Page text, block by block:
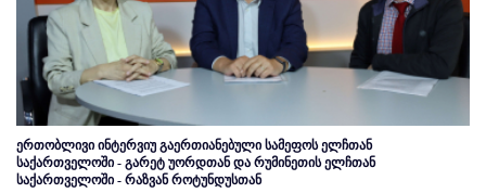
ერთობლივი ინტერვიუ გაერთიანებული სამეფოს ელჩთან
საქართველოში - გარეტ უორდთან და რუმინეთის ელჩთან
საქართველოში - რაზვან როტუნდუსთან